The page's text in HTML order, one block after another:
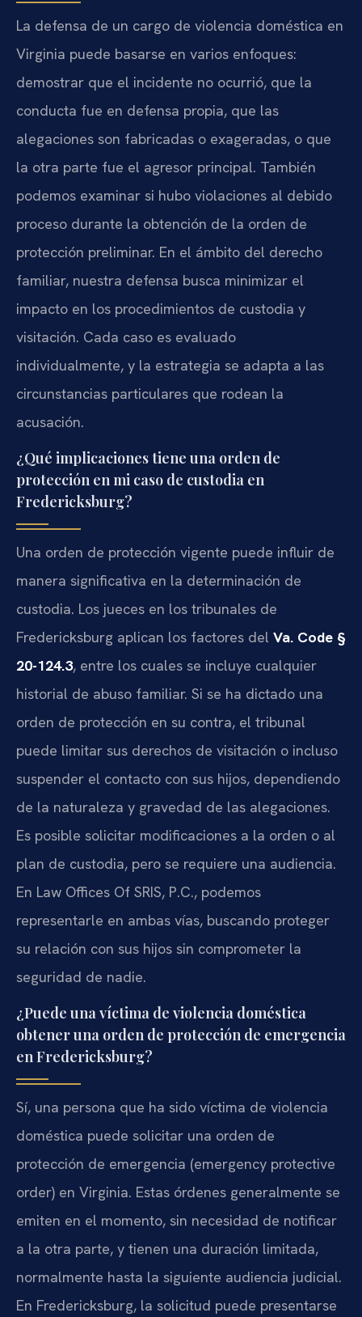
La defensa de un cargo de violencia doméstica en
Virginia puede basarse en varios enfoques:
demostrar que el incidente no ocurrió, que la
conducta fue en defensa propia, que las
alegaciones son fabricadas o exageradas, o que
la otra parte fue el agresor principal. También
podemos examinar si hubo violaciones al debido
proceso durante la obtención de la orden de
protección preliminar. En el ámbito del derecho
familiar, nuestra defensa busca minimizar el
impacto en los procedimientos de custodia y
visitación. Cada caso es evaluado
individualmente, y la estrategia se adapta a las
circunstancias particulares que rodean la
acusación.
¿Qué implicaciones tiene una orden de
protección en mi caso de custodia en
Fredericksburg?
Una orden de protección vigente puede influir de
manera significativa en la determinación de
custodia. Los jueces en los tribunales de
Fredericksburg aplican los factores del Va. Code §
20-124.3, entre los cuales se incluye cualquier
historial de abuso familiar. Si se ha dictado una
orden de protección en su contra, el tribunal
puede limitar sus derechos de visitación o incluso
suspender el contacto con sus hijos, dependiendo
de la naturaleza y gravedad de las alegaciones.
Es posible solicitar modificaciones a la orden o al
plan de custodia, pero se requiere una audiencia.
En Law Offices Of SRIS, P.C., podemos
representarle en ambas vías, buscando proteger
su relación con sus hijos sin comprometer la
seguridad de nadie.
¿Puede una víctima de violencia doméstica
obtener una orden de protección de emergencia
en Fredericksburg?
Sí, una persona que ha sido víctima de violencia
doméstica puede solicitar una orden de
protección de emergencia (emergency protective
order) en Virginia. Estas órdenes generalmente se
emiten en el momento, sin necesidad de notificar
a la otra parte, y tienen una duración limitada,
normalmente hasta la siguiente audiencia judicial.
En Fredericksburg, la solicitud puede presentarse